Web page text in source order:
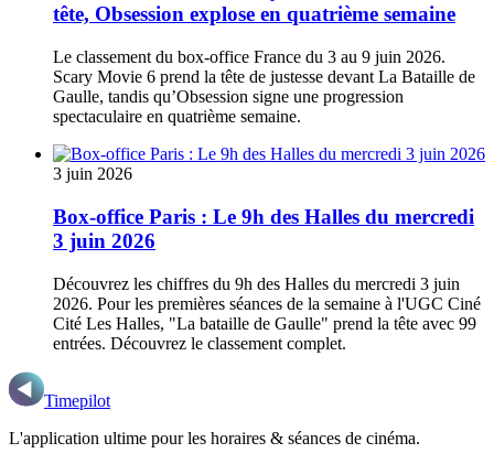
tête, Obsession explose en quatrième semaine
Le classement du box-office France du 3 au 9 juin 2026.
Scary Movie 6 prend la tête de justesse devant La Bataille de
Gaulle, tandis qu’Obsession signe une progression
spectaculaire en quatrième semaine.
3 juin 2026
Box-office Paris : Le 9h des Halles du mercredi
3 juin 2026
Découvrez les chiffres du 9h des Halles du mercredi 3 juin
2026. Pour les premières séances de la semaine à l'UGC Ciné
Cité Les Halles, "La bataille de Gaulle" prend la tête avec 99
entrées. Découvrez le classement complet.
Timepilot
L'application ultime pour les horaires & séances de cinéma.